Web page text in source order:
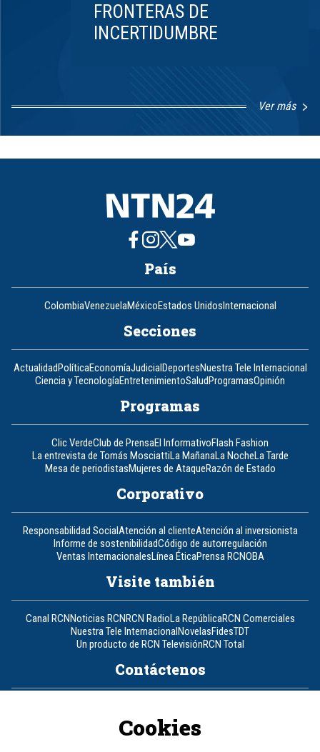
FRONTERAS DE
INCERTIDUMBRE
Ver más
1
8
País
ColombiaVenezuelaMéxicoEstados UnidosInternacional
Secciones
ActualidadPolíticaEconomíaJudicialDeportesNuestra Tele Internacional
Ciencia y TecnologíaEntretenimientoSaludProgramasOpinión
Programas
Clic VerdeClub de PrensaEl InformativoFlash Fashion
La entrevista de Tomás MosciattiLa MañanaLa NocheLa Tarde
Mesa de periodistasMujeres de AtaqueRazón de Estado
Corporativo
Responsabilidad SocialAtención al clienteAtención al inversionista
Informe de sostenibilidadCódigo de autorregulación
Ventas InternacionalesLínea ÉticaPrensa RCNOBA
Visite también
Canal RCNNoticias RCNRCN RadioLa RepúblicaRCN Comerciales
Nuestra Tele InternacionalNovelasFidesTDT
Un producto de RCN TelevisiónRCN Total
Contáctenos
Cookies